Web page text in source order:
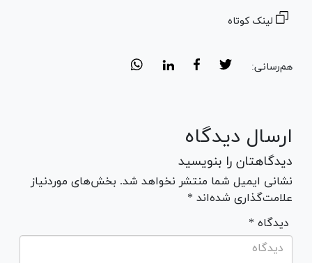
لینک کوتاه
هم‌رسانی:
ارسال دیدگاه
دیدگاهتان را بنویسید
نشانی ایمیل شما منتشر نخواهد شد. بخش‌های موردنیاز
علامت‌گذاری شده‌اند *
* دیدگاه